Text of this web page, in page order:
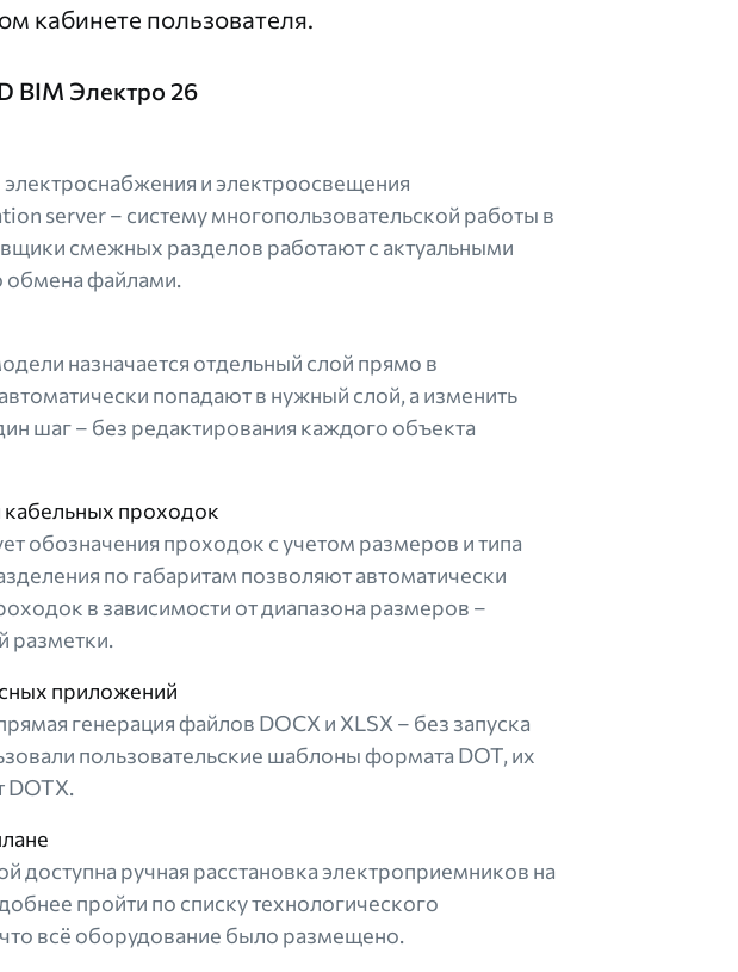
кабинете пользователя.
BIM Электро 26
и электроосвещения
server – систему многопользовательской работы в
смежных разделов работают с актуальными
обмена файлами.
назначается отдельный слой прямо в
попадают в нужный слой, а изменить
шаг – без редактирования каждого объекта
кабельных проходок
обозначения проходок с учетом размеров и типа
по габаритам позволяют автоматически
в зависимости от диапазона размеров –
разметки.
приложений
генерация файлов DOCX и XLSX – без запуска
пользовательские шаблоны формата DOT, их
DOTX.
доступна ручная расстановка электроприемников на
пройти по списку технологического
всё оборудование было размещено.